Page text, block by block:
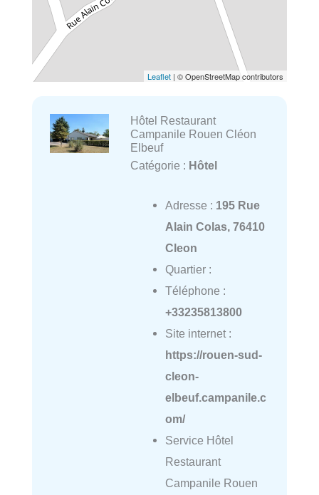
Leaflet | © OpenStreetMap contributors
Hôtel Restaurant
Campanile Rouen Cléon
Elbeuf
Catégorie : Hôtel
Adresse : 195 Rue
Alain Colas, 76410
Cleon
Quartier :
Téléphone :
+33235813800
Site internet :
https://rouen-sud-
cleon-
elbeuf.campanile.c
om/
Service Hôtel
Restaurant
Campanile Rouen